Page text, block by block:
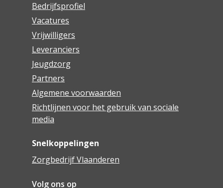
Bedrijfsprofiel
Vacatures
Vrijwilligers
Leveranciers
Jeugdzorg
Partners
Algemene voorwaarden
Richtlijnen voor het gebruik van sociale
media
Snelkoppelingen
Zorgbedrijf Vlaanderen
Volg ons op